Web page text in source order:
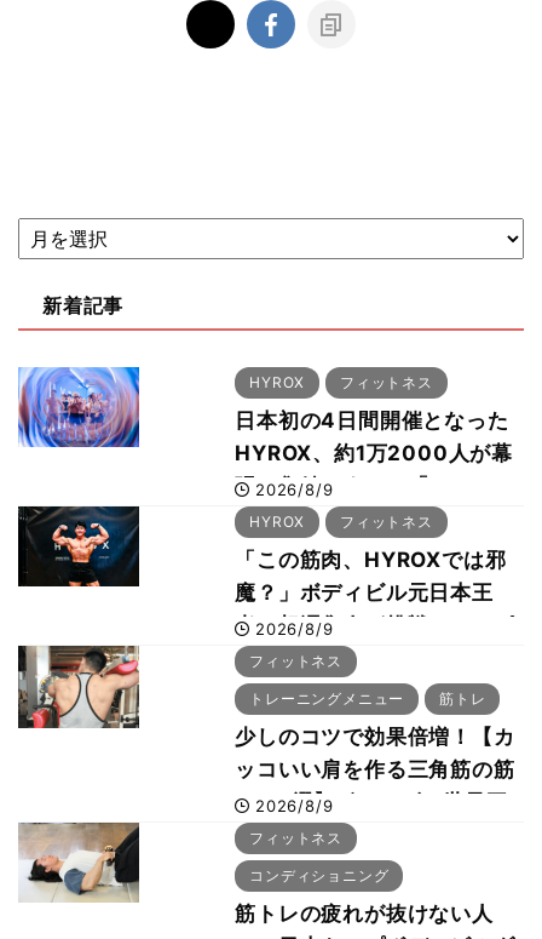
新着記事
HYROX フィットネス
日本初の4日間開催となった
HYROX、約1万2000人が幕
張に集結 すでに「2028、
29年の大会も準備」
2026/8/9
HYROX フィットネス
「この筋肉、HYROXでは邪
魔？」ボディビル元日本王
者・相澤隼人が挑戦 バーピ
ーでは驚異の種目2位
2026/8/9
フィットネス
トレーニングメニュー 筋トレ
少しのコツで効果倍増！【カ
ッコいい肩を作る三角筋の筋
トレ6選】ボディビル世界王
者が解説！
2026/8/9
フィットネス
コンディショニング
筋トレの疲れが抜けない人